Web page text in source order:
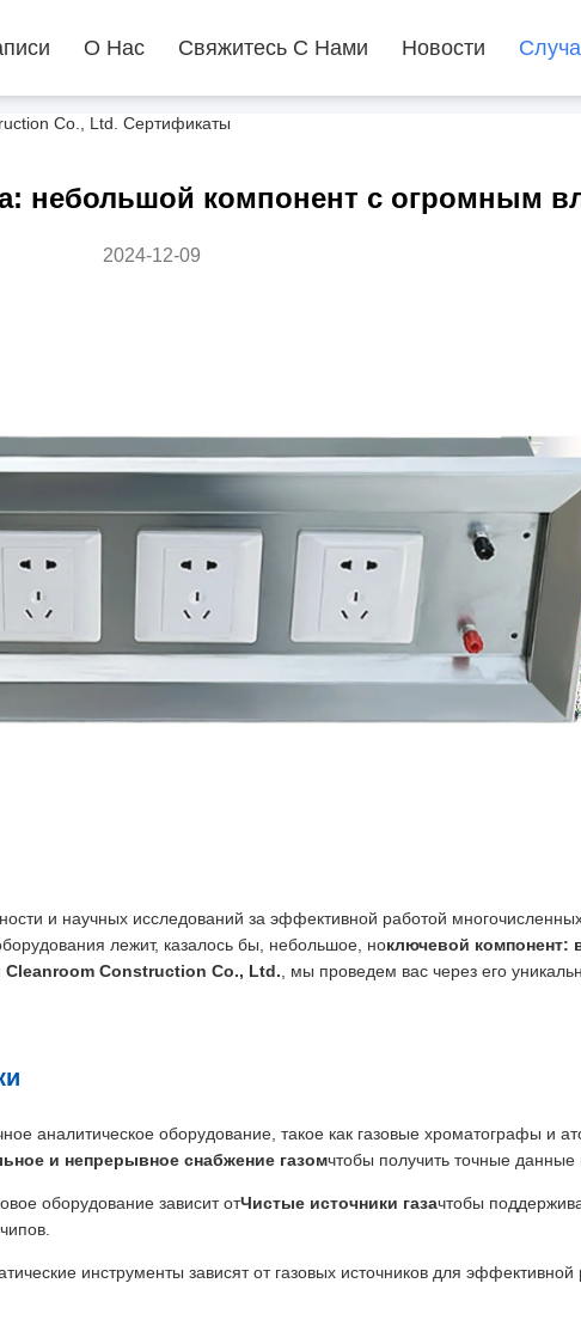
О Нас Свяжитесь С Нами Новости
Co., Ltd. Сертификаты
небольшой компонент с огромным
2024-12-09
и научных исследований за эффективной работой
лежит, казалось бы, небольшое, ноключевой компонент:
Cleanroom Construction Co., Ltd. , мы проведем вас через его
аналитическое оборудование, такое как газовые хроматографы и
и непрерывное снабжение газомчтобы получить точные данные
оборудование зависит отЧистые источники газачтобы
инструменты зависят от газовых источников для